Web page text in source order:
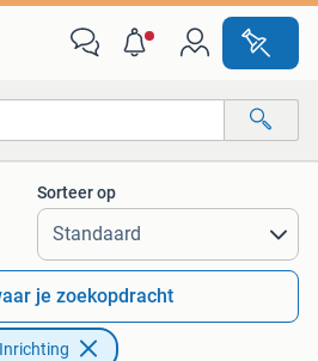
afstanden…
Sorteer op
je zoekopdracht